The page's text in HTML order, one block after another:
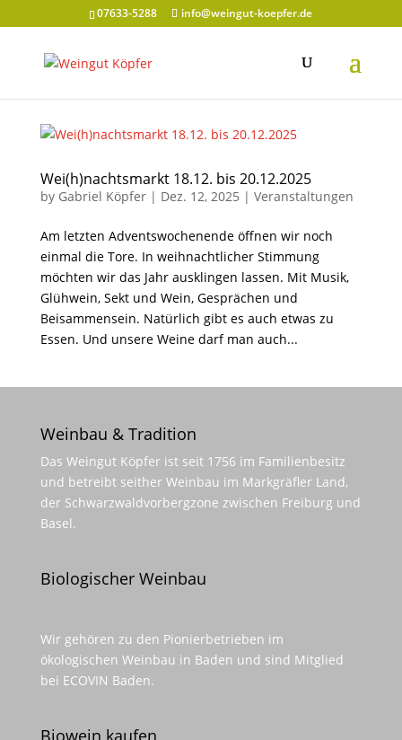
07633-5288 info@weingut-koepfer.de
Wei(h)nachtsmarkt 18.12. bis 20.12.2025
by Gabriel Köpfer| Dez. 12, 2025 | Veranstaltungen
Am letzten Adventswochenende öffnen wir noch
einmal die Tore. In weihnachtlicher Stimmung
möchten wir das Jahr ausklingen lassen. Mit Musik,
Glühwein, Sekt und Wein, Gesprächen und
Beisammensein. Natürlich gibt es auch etwas zu
Essen. Und unsere Weine darf man auch...
Weinbau & Tradition
Das Weingut Köpfer ist seit 1756 im Familienbesitz
und betreibt seither Weinbau im Markgräfler Land,
der Schwarzwaldvorbergzone zwischen Freiburg und
Basel.
Biologischer Weinbau
Wir gehören zu den Pionierbetrieben im
ökologischen Weinbau in Baden und sind Mitglied
bei ECOVIN Baden.